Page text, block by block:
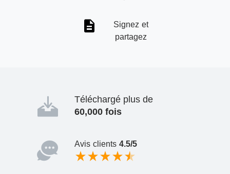
Signez et
partagez
Téléchargé plus de
60,000 fois
Avis clients 4.5/5